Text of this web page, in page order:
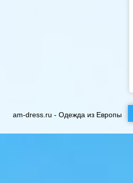
am-dress.ru - Одежда из Европы